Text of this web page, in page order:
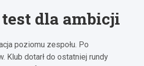
dla ambicji
poziomu zespołu. Po
Klub dotarł do ostatniej rundy